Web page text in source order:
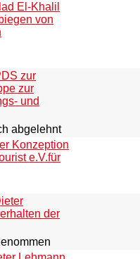
El-Khalil
von
zur
zur
und
abgelehnt
Konzeption
e.V.für
der